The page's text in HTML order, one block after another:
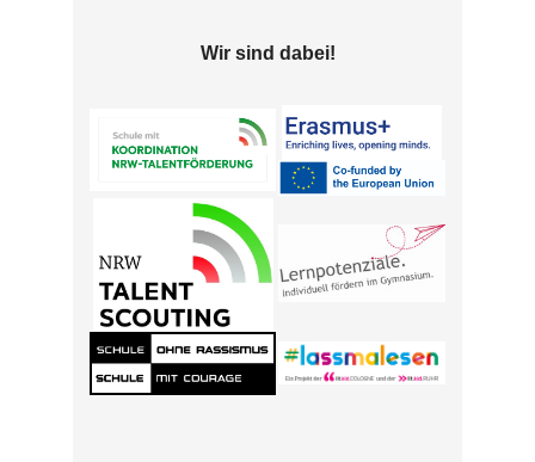
Wir sind dabei!